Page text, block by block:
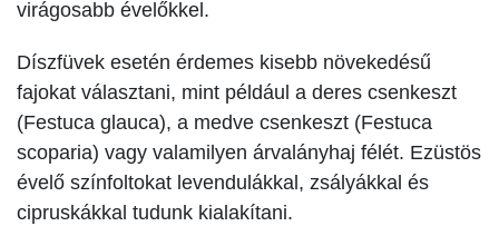
virágosabb évelőkkel.
Díszfüvek esetén érdemes kisebb növekedésű
fajokat választani, mint például a deres csenkeszt
(Festuca glauca), a medve csenkeszt (Festuca
scoparia) vagy valamilyen árvalányhaj félét. Ezüstös
évelő színfoltokat levendulákkal, zsályákkal és
cipruskákkal tudunk kialakítani.